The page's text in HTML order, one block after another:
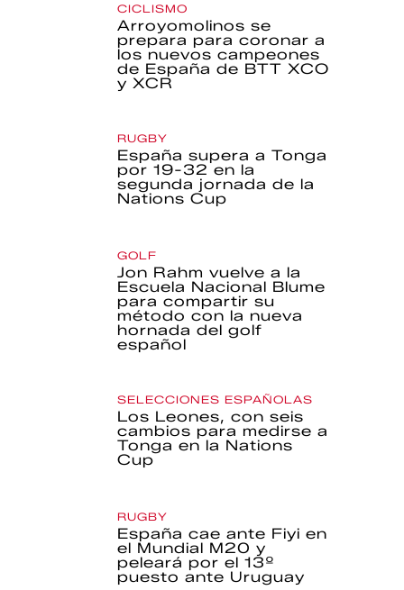
CICLISMO
Arroyomolinos se
prepara para coronar a
los nuevos campeones
de España de BTT XCO
y XCR
RUGBY
España supera a Tonga
por 19-32 en la
segunda jornada de la
Nations Cup
GOLF
Jon Rahm vuelve a la
Escuela Nacional Blume
para compartir su
método con la nueva
hornada del golf
español
SELECCIONES ESPAÑOLAS
Los Leones, con seis
cambios para medirse a
Tonga en la Nations
Cup
RUGBY
España cae ante Fiyi en
el Mundial M20 y
peleará por el 13º
puesto ante Uruguay